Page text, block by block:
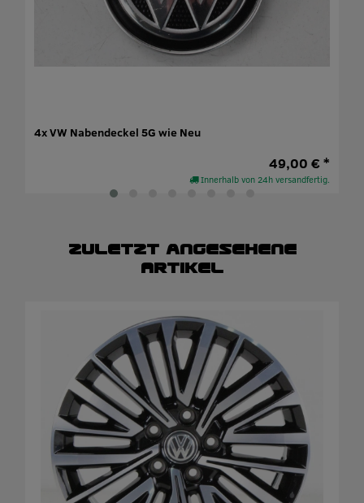
4x VW Nabendeckel 5G wie Neu
Innerhalb von 24h versandfertig.
49,00 € *
Zuletzt angesehene
Artikel